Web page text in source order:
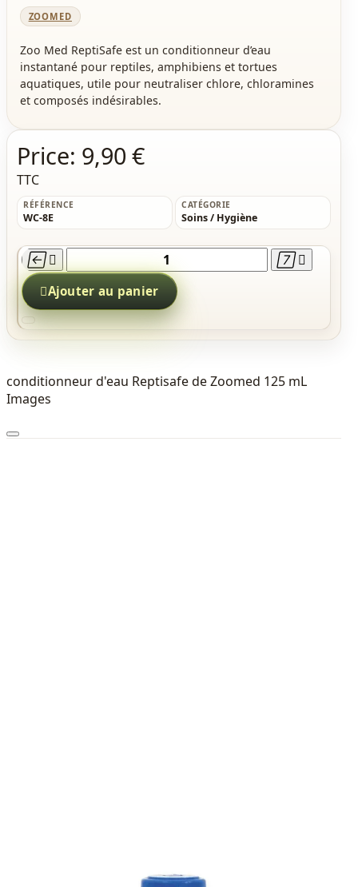
ZOOMED
Zoo Med ReptiSafe est un conditionneur d’eau
instantané pour reptiles, amphibiens et tortues
aquatiques, utile pour neutraliser chlore, chloramines
et composés indésirables.
Price: 9,90 €
TTC
RÉFÉRENCE
WC-8E
CATÉGORIE
Soins / Hygiène
   
Ajouter au panier
conditionneur d'eau Reptisafe de Zoomed 125 mL
Images